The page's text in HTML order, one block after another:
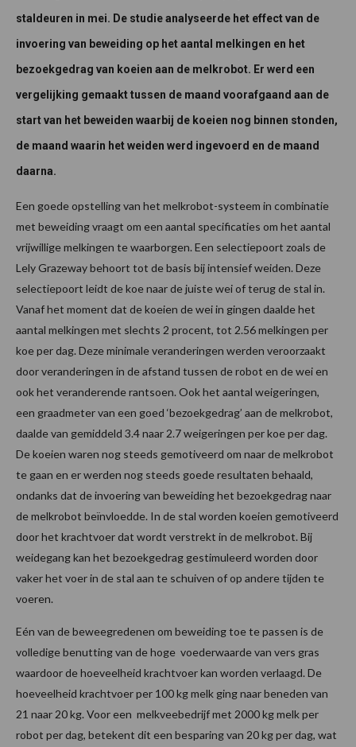
staldeuren in mei. De studie analyseerde het effect van de
invoering van beweiding op het aantal melkingen en het
bezoekgedrag van koeien aan de melkrobot. Er werd een
vergelijking gemaakt tussen de maand voorafgaand aan de
start van het beweiden waarbij de koeien nog binnen stonden,
de maand waarin het weiden werd ingevoerd en de maand
daarna.
Een goede opstelling van het melkrobot-systeem in combinatie
met beweiding vraagt om een aantal specificaties om het aantal
vrijwillige melkingen te waarborgen. Een selectiepoort zoals de
Lely Grazeway behoort tot de basis bij intensief weiden. Deze
selectiepoort leidt de koe naar de juiste wei of terug de stal in.
Vanaf het moment dat de koeien de wei in gingen daalde het
aantal melkingen met slechts 2 procent, tot 2.56 melkingen per
koe per dag. Deze minimale veranderingen werden veroorzaakt
door veranderingen in de afstand tussen de robot en de wei en
ook het veranderende rantsoen. Ook het aantal weigeringen,
een graadmeter van een goed ‘bezoekgedrag’ aan de melkrobot,
daalde van gemiddeld 3.4 naar 2.7 weigeringen per koe per dag.
De koeien waren nog steeds gemotiveerd om naar de melkrobot
te gaan en er werden nog steeds goede resultaten behaald,
ondanks dat de invoering van beweiding het bezoekgedrag naar
de melkrobot beïnvloedde. In de stal worden koeien gemotiveerd
door het krachtvoer dat wordt verstrekt in de melkrobot. Bij
weidegang kan het bezoekgedrag gestimuleerd worden door
vaker het voer in de stal aan te schuiven of op andere tijden te
voeren.
Eén van de beweegredenen om beweiding toe te passen is de
volledige benutting van de hoge voederwaarde van vers gras
waardoor de hoeveelheid krachtvoer kan worden verlaagd. De
hoeveelheid krachtvoer per 100 kg melk ging naar beneden van
21 naar 20 kg. Voor een melkveebedrijf met 2000 kg melk per
robot per dag, betekent dit een besparing van 20 kg per dag, wat